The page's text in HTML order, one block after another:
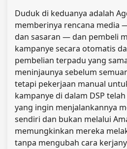
Duduk di keduanya adalah
memberinya rencana media
dan sasaran — dan pembeli
kampanye secara otomatis
pembelian terpadu yang
meninjaunya sebelum
tetapi pekerjaan manual
kampanye di dalam DSP
yang ingin menjalankannya
sendiri dan bukan melalui
memungkinkan mereka
tanpa mengubah cara